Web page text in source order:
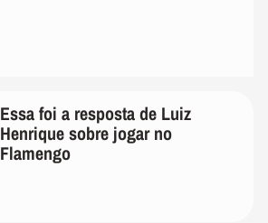
Essa foi a resposta de Luiz
Henrique sobre jogar no
Flamengo